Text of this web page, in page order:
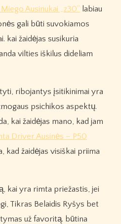
Ausinukai „z30“ labiau
gali būti suvokiamos
kai žaidėjas susikuria
vilties iškilus dideliam
ribojantys įsitikinimai yra
psichikos aspektų.
kai žaidėjas mano, kad jam
Driver Ausinės – P50
kad žaidėjas visiškai priima
kai yra rimta priežastis, jei
Tikras Belaidis Ryšys bet
už favoritą. būtina